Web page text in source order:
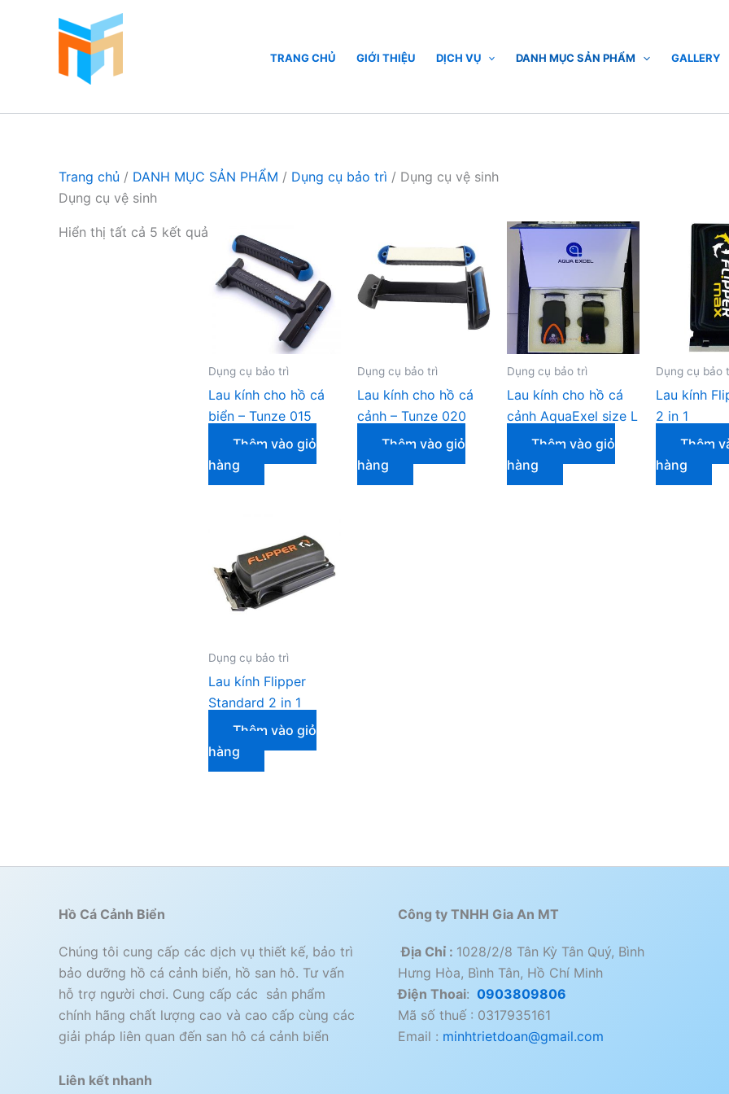
TRANG CHỦ GIỚI THIỆU DỊCH VỤ DANH MỤC SẢN PHẨM GALLERY
Trang chủ / DANH MỤC SẢN PHẨM / Dụng cụ bảo trì / Dụng cụ vệ sinh
Dụng cụ vệ sinh
Hiển thị tất cả 5 kết quả
Dụng cụ bảo trì
Lau kính cho hồ cá
biển – Tunze 015
Thêm vào giỏ
hàng
Dụng cụ bảo trì
Lau kính cho hồ cá
cảnh – Tunze 020
Thêm vào giỏ
hàng
Dụng cụ bảo trì
Lau kính cho hồ cá
cảnh AquaExel size L
Thêm vào giỏ
hàng
Dụng cụ bảo
Lau kính
2 in 1
Thêm
hàng
Dụng cụ bảo trì
Lau kính Flipper
Standard 2 in 1
Thêm vào giỏ
hàng
Hồ Cá Cảnh Biển
Chúng tôi cung cấp các dịch vụ thiết kế, bảo trì
bảo dưỡng hồ cá cảnh biển, hồ san hô. Tư vấn
hỗ trợ người chơi. Cung cấp các sản phẩm
chính hãng chất lượng cao và cao cấp cùng các
giải pháp liên quan đến san hô cá cảnh biển
Liên kết nhanh
Công ty TNHH Gia An MT
Địa Chỉ : 1028/2/8 Tân Kỳ Tân Quý, Bình
Hưng Hòa, Bình Tân, Hồ Chí Minh
Điện Thoai: 0903809806
Mã số thuế : 0317935161
Email : minhtrietdoan@gmail.com